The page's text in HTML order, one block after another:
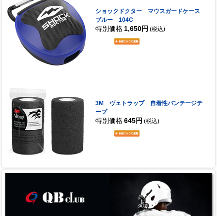
ショックドクター マウスガードケース
ブルー 104C
特別価格 1,650円 (税込)
3M ヴェトラップ 自着性バンテージテ
ープ
特別価格 645円 (税込)